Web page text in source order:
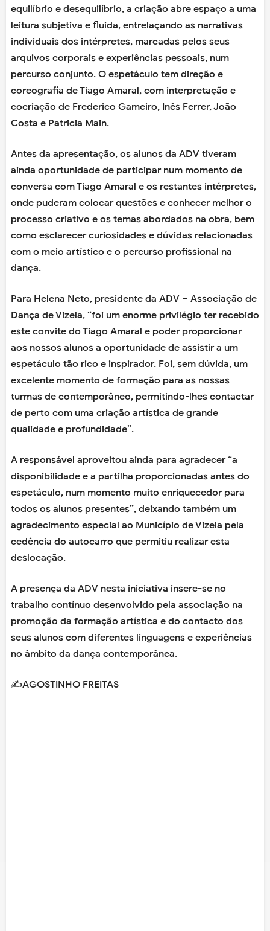
equilíbrio e desequilíbrio, a criação abre espaço a uma
leitura subjetiva e fluida, entrelaçando as narrativas
individuais dos intérpretes, marcadas pelos seus
arquivos corporais e experiências pessoais, num
percurso conjunto. O espetáculo tem direção e
coreografia de Tiago Amaral, com interpretação e
cocriação de Frederico Gameiro, Inês Ferrer, João
Costa e Patricia Main.
Antes da apresentação, os alunos da ADV tiveram
ainda oportunidade de participar num momento de
conversa com Tiago Amaral e os restantes intérpretes,
onde puderam colocar questões e conhecer melhor o
processo criativo e os temas abordados na obra, bem
como esclarecer curiosidades e dúvidas relacionadas
com o meio artístico e o percurso profissional na
dança.
Para Helena Neto, presidente da ADV – Associação de
Dança de Vizela, “foi um enorme privilégio ter recebido
este convite do Tiago Amaral e poder proporcionar
aos nossos alunos a oportunidade de assistir a um
espetáculo tão rico e inspirador. Foi, sem dúvida, um
excelente momento de formação para as nossas
turmas de contemporâneo, permitindo-lhes contactar
de perto com uma criação artística de grande
qualidade e profundidade”.
A responsável aproveitou ainda para agradecer “a
disponibilidade e a partilha proporcionadas antes do
espetáculo, num momento muito enriquecedor para
todos os alunos presentes”, deixando também um
agradecimento especial ao Município de Vizela pela
cedência do autocarro que permitiu realizar esta
deslocação.
A presença da ADV nesta iniciativa insere-se no
trabalho contínuo desenvolvido pela associação na
promoção da formação artística e do contacto dos
seus alunos com diferentes linguagens e experiências
no âmbito da dança contemporânea.
✍️AGOSTINHO FREITAS